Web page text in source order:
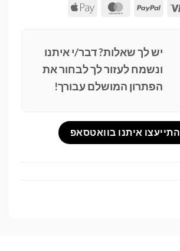
Visa
PayPal
MasterCard
Apple
יש לך שאלות? דבר/י איתנו
ונשמח לעזור לך לבחור את
הפתרון המושלם עבורך!
התייעצו איתנו בוואטסאפ